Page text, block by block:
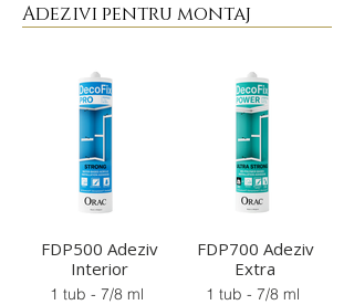
Adezivi pentru montaj
FDP500 Adeziv
Interior
1 tub - 7/8 ml
FDP700 Adeziv
Extra
1 tub - 7/8 ml